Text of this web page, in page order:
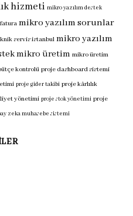
hizmeti mikro yazılım destek
mikro yazılım sorunlar
servis istanbul mikro yazılım
mikro üretim mikro üretim
kontrolü proje dashboard sistemi
proje gider takibi proje kârlılık
yönetimi proje stok yönetimi proje
zeka muhasebe sistemi